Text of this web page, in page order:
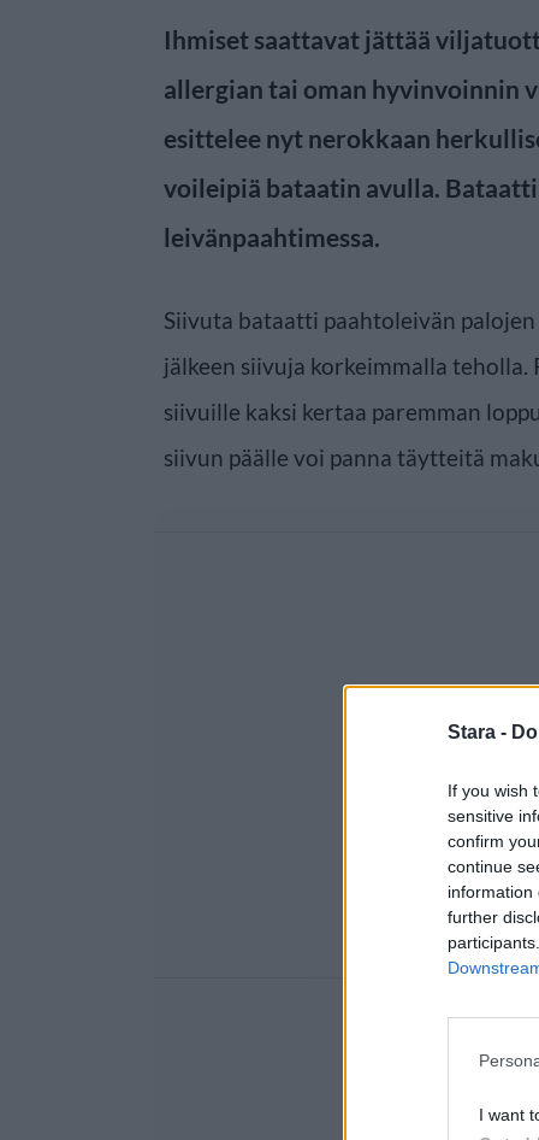
Stara -
If you wish
sensitive
confirm
continue
information
further
I want
Ihmiset saattavat jättää
allergian tai oman hyvinvoinnin
esittelee nyt nerokkaan
voileipiä bataatin avulla.
leivänpaahtimessa.
Siivuta bataatti paahtoleivän palojen
jälkeen siivuja korkeimmalla
siivuille kaksi kertaa paremman
siivun päälle voi panna täytteitä